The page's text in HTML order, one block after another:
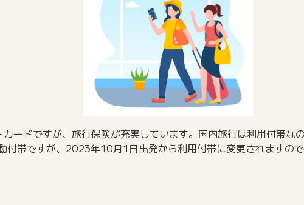
ードですが、旅行保険が充実しています。国内旅行は利用付帯
付帯ですが、2023年10月1日出発から利用付帯に変更されますの